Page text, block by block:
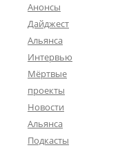
Анонсы
Дайджест
Альянса
Интервью
Мёртвые
проекты
Новости
Альянса
Подкасты